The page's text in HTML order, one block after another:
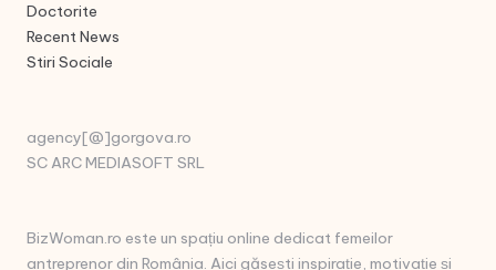
Doctorite
Recent News
Stiri Sociale
agency[@]gorgova.ro
SC ARC MEDIASOFT SRL
BizWoman.ro este un spațiu online dedicat femeilor
antreprenor din România. Aici găsești inspirație, motivație și